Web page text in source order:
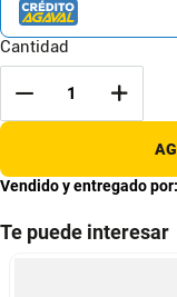
Cantidad
Vendido y entregado por:
Te puede interesar